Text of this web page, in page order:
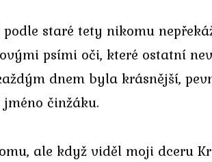
staré tety nikomu
psími oči, které ostatní
dnem byla krásnější,
činžáku.
ale když viděl moji dceru